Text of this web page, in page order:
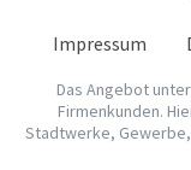
Impressum
Das Angebot
Firmenkunden.
Stadtwerke,